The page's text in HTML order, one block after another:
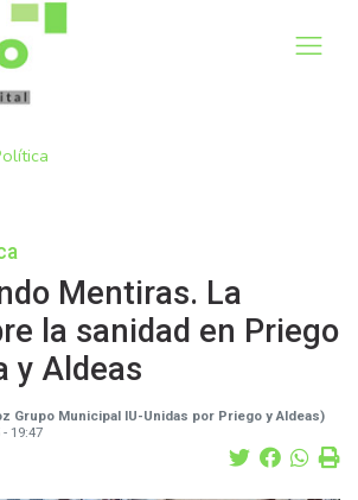
Mentiras. La
la sanidad en Priego
y Aldeas
Grupo Municipal IU-Unidas por Priego y Aldeas)
19:47